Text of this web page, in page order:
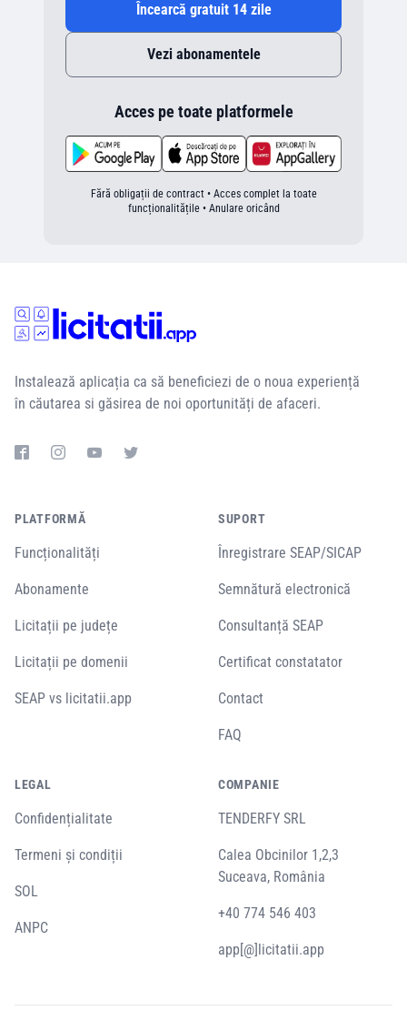
Încearcă gratuit 14 zile
Vezi abonamentele
Acces pe toate platformele
Fără obligații de contract • Acces complet la toate
funcționalitățile • Anulare oricând
Instalează aplicația ca să beneficiezi de o noua experiență
în căutarea si găsirea de noi oportunități de afaceri.
PLATFORMĂ
Funcționalități
Abonamente
Licitații pe județe
Licitații pe domenii
SEAP vs licitatii.app
SUPORT
Înregistrare SEAP/SICAP
Semnătură electronică
Consultanță SEAP
Certificat constatator
Contact
FAQ
LEGAL
Confidențialitate
Termeni și condiții
SOL
ANPC
COMPANIE
TENDERFY SRL
Calea Obcinilor 1,2,3
Suceava, România
+40 774 546 403
app[@]licitatii.app